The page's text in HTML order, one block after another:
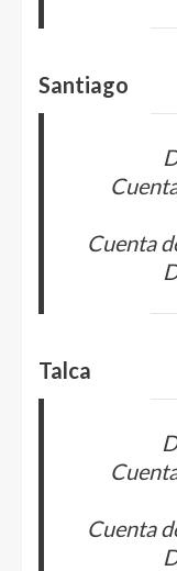
Santiago
Cuenta
Talca
Cuenta